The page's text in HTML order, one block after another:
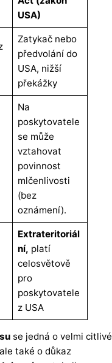
USA)
Zatykač nebo
předvolání do
USA, nižší
překážky
Na
poskytovatele
se může
vztahovat
povinnost
mlčenlivosti
(bez
oznámení).
Extrateritoriál
ní, platí
celosvětově
pro
poskytovatele
z USA
se jedná o velmi citlivé
také o důkaz